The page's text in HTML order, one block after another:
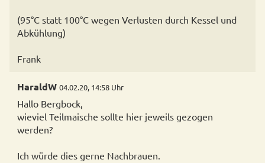
(95°C statt 100°C wegen Verlusten durch Kessel und
Abkühlung)
Frank
HaraldW 04.02.20, 14:58 Uhr
Hallo Bergbock,
wieviel Teilmaische sollte hier jeweils gezogen
werden?
Ich würde dies gerne Nachbrauen.